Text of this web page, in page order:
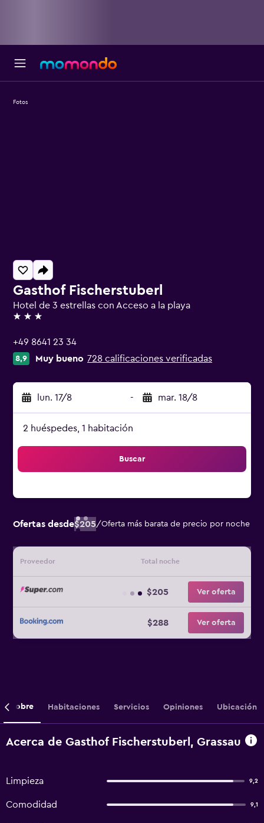
Gasthof Fischerstuberl
Hotel de 3 estrellas con Acceso a la playa
3 estrellas
+49 8641 23 34
8,9 Muy bueno 728 calificaciones verificadas
lun. 17/8 - mar. 18/8
2 huéspedes, 1 habitación
Buscar
Ofertas desde$205/Oferta más barata de precio por noche
Proveedor Total noche
$205 Ver oferta
$288 Ver oferta
Fotos
Sobre Habitaciones Servicios Opiniones Ubicación
Acerca de Gasthof Fischerstuberl, Grassau
Limpieza 9,2
Comodidad 9,1